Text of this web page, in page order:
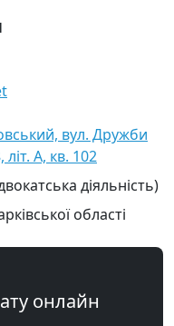
вул. Дружби
А, кв. 102
діяльність)
області
онлайн